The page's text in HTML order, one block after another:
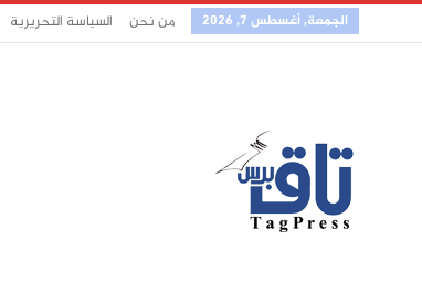
الجمعة, أغسطس 7, 2026 من نحن السياسة التحريرية